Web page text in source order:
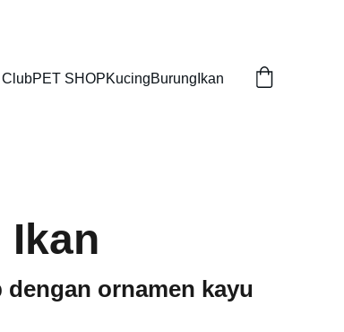
ClubPET SHOPKucingBurung Ikan
ornamen kayu